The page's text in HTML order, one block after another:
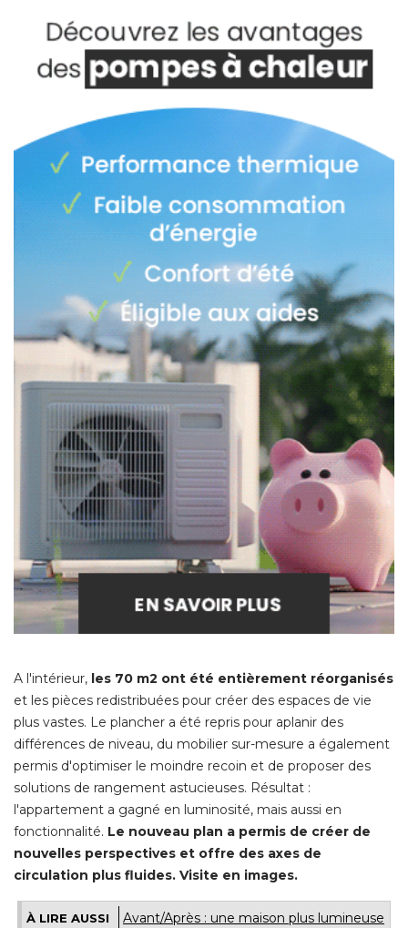
A l'intérieur, les 70 m2 ont été entièrement réorganisés
et les pièces redistribuées pour créer des espaces de vie
plus vastes. Le plancher a été repris pour aplanir des
différences de niveau, du mobilier sur-mesure a également
permis d'optimiser le moindre recoin et de proposer des
solutions de rangement astucieuses. Résultat :
l'appartement a gagné en luminosité, mais aussi en
fonctionnalité. Le nouveau plan a permis de créer de
nouvelles perspectives et offre des axes de
circulation plus fluides. Visite en images.
À LIRE AUSSI
Avant/Après : une maison plus lumineuse